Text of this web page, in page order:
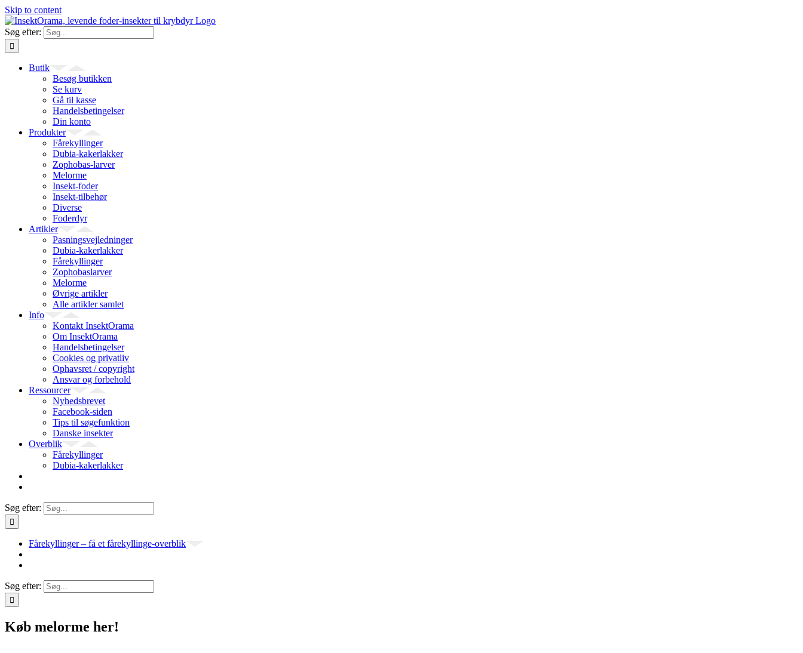
Skip to content
Søg efter:
Butik
Besøg butikken
Se kurv
Gå til kasse
Handelsbetingelser
Din konto
Produkter
Fårekyllinger
Dubia-kakerlakker
Zophobas-larver
Melorme
Insekt-foder
Insekt-tilbehør
Diverse
Foderdyr
Artikler
Pasningsvejledninger
Dubia-kakerlakker
Fårekyllinger
Zophobaslarver
Melorme
Øvrige artikler
Alle artikler samlet
Info
Kontakt InsektOrama
Om InsektOrama
Handelsbetingelser
Cookies og privatliv
Ophavsret / copyright
Ansvar og forbehold
Ressourcer
Nyhedsbrevet
Facebook-siden
Tips til søgefunktion
Danske insekter
Overblik
Fårekyllinger
Dubia-kakerlakker
Søg efter:
Fårekyllinger – få et fårekyllinge-overblik
Søg efter:
Køb melorme her!